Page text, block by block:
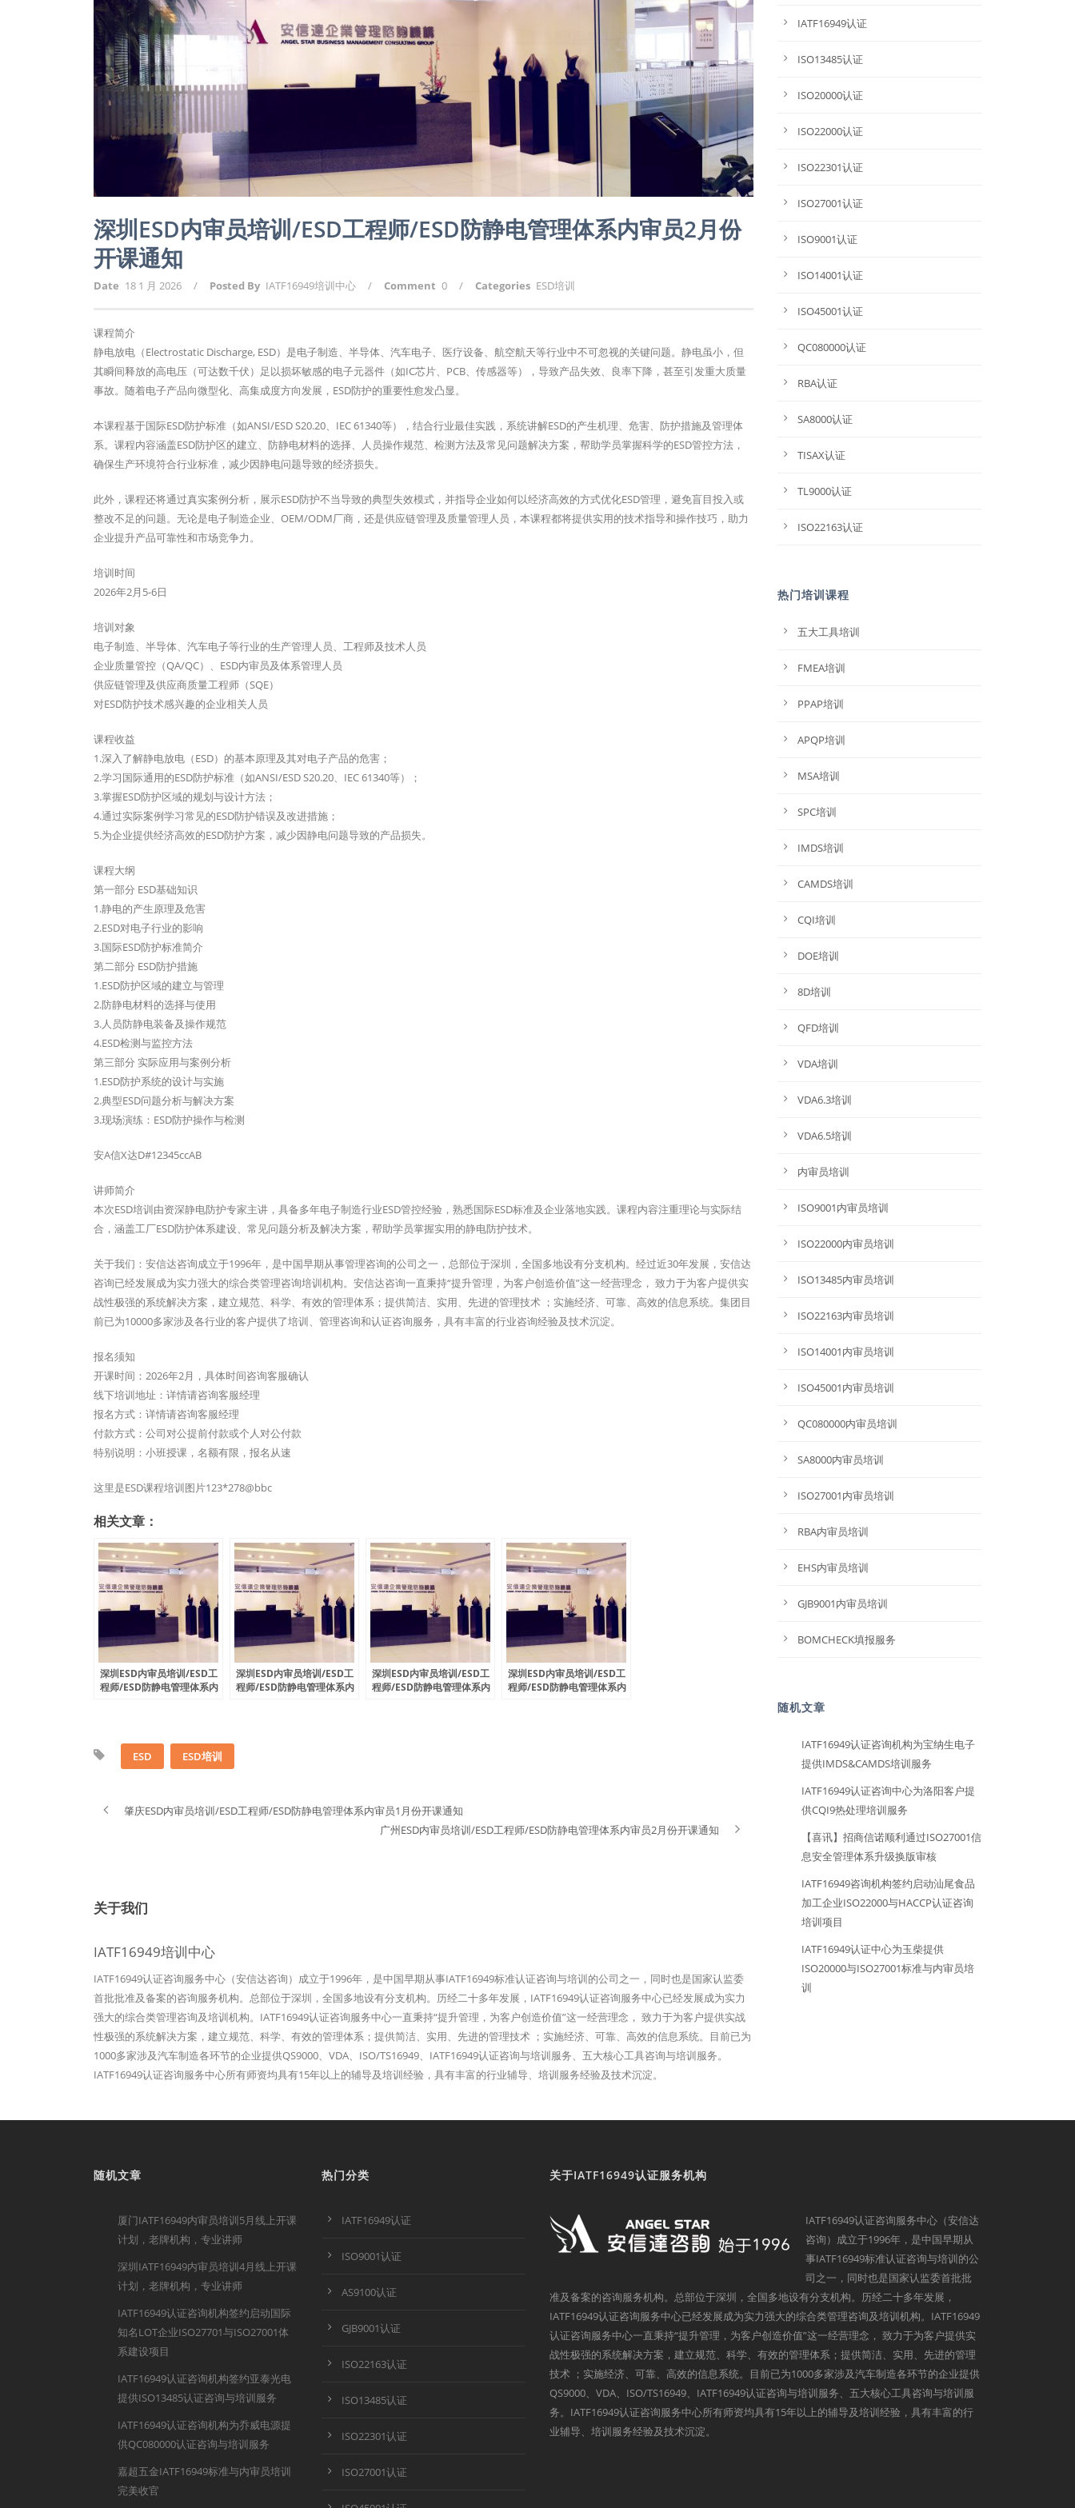
深圳ESD内审员培训/ESD工程师/ESD防静电管理体系内审员2月份
开课通知
Date 18 1 月 2026 / Posted By IATF16949培训中心 / Comment 0 / Categories ESD培训
课程简介
静电放电（Electrostatic Discharge, ESD）是电子制造、半导体、汽车电子、医疗设备、航空航天等行业中不可忽视的关键问题。静电虽小，但
其瞬间释放的高电压（可达数千伏）足以损坏敏感的电子元器件（如IC芯片、PCB、传感器等），导致产品失效、良率下降，甚至引发重大质量
事故。随着电子产品向微型化、高集成度方向发展，ESD防护的重要性愈发凸显。
本课程基于国际ESD防护标准（如ANSI/ESD S20.20、IEC 61340等），结合行业最佳实践，系统讲解ESD的产生机理、危害、防护措施及管理体
系。课程内容涵盖ESD防护区的建立、防静电材料的选择、人员操作规范、检测方法及常见问题解决方案，帮助学员掌握科学的ESD管控方法，
确保生产环境符合行业标准，减少因静电问题导致的经济损失。
此外，课程还将通过真实案例分析，展示ESD防护不当导致的典型失效模式，并指导企业如何以经济高效的方式优化ESD管理，避免盲目投入或
整改不足的问题。无论是电子制造企业、OEM/ODM厂商，还是供应链管理及质量管理人员，本课程都将提供实用的技术指导和操作技巧，助力
企业提升产品可靠性和市场竞争力。
培训时间
2026年2月5-6日
培训对象
电子制造、半导体、汽车电子等行业的生产管理人员、工程师及技术人员
企业质量管控（QA/QC）、ESD内审员及体系管理人员
供应链管理及供应商质量工程师（SQE）
对ESD防护技术感兴趣的企业相关人员
课程收益
1.深入了解静电放电（ESD）的基本原理及其对电子产品的危害；
2.学习国际通用的ESD防护标准（如ANSI/ESD S20.20、IEC 61340等）；
3.掌握ESD防护区域的规划与设计方法；
4.通过实际案例学习常见的ESD防护错误及改进措施；
5.为企业提供经济高效的ESD防护方案，减少因静电问题导致的产品损失。
课程大纲
第一部分 ESD基础知识
1.静电的产生原理及危害
2.ESD对电子行业的影响
3.国际ESD防护标准简介
第二部分 ESD防护措施
1.ESD防护区域的建立与管理
2.防静电材料的选择与使用
3.人员防静电装备及操作规范
4.ESD检测与监控方法
第三部分 实际应用与案例分析
1.ESD防护系统的设计与实施
2.典型ESD问题分析与解决方案
3.现场演练：ESD防护操作与检测
安A信X达D#12345ccAB
讲师简介
本次ESD培训由资深静电防护专家主讲，具备多年电子制造行业ESD管控经验，熟悉国际ESD标准及企业落地实践。课程内容注重理论与实际结
合，涵盖工厂ESD防护体系建设、常见问题分析及解决方案，帮助学员掌握实用的静电防护技术。
关于我们：安信达咨询成立于1996年，是中国早期从事管理咨询的公司之一，总部位于深圳，全国多地设有分支机构。经过近30年发展，安信达
咨询已经发展成为实力强大的综合类管理咨询培训机构。安信达咨询一直秉持“提升管理，为客户创造价值”这一经营理念， 致力于为客户提供实
战性极强的系统解决方案，建立规范、科学、有效的管理体系；提供简洁、实用、先进的管理技术 ；实施经济、可靠、高效的信息系统。集团目
前已为10000多家涉及各行业的客户提供了培训、管理咨询和认证咨询服务，具有丰富的行业咨询经验及技术沉淀。
报名须知
开课时间：2026年2月，具体时间咨询客服确认
线下培训地址：详情请咨询客服经理
报名方式：详情请咨询客服经理
付款方式：公司对公提前付款或个人对公付款
特别说明：小班授课，名额有限，报名从速
这里是ESD课程培训图片123*278@bbc
相关文章：
深圳ESD内审员培训/ESD工
程师/ESD防静电管理体系内
深圳ESD内审员培训/ESD工
程师/ESD防静电管理体系内
深圳ESD内审员培训/ESD工
程师/ESD防静电管理体系内
深圳ESD内审员培训/ESD工
程师/ESD防静电管理体系内
ESD ESD培训
肇庆ESD内审员培训/ESD工程师/ESD防静电管理体系内审员1月份开课通知
广州ESD内审员培训/ESD工程师/ESD防静电管理体系内审员2月份开课通知
关于我们
IATF16949培训中心
IATF16949认证咨询服务中心（安信达咨询）成立于1996年，是中国早期从事IATF16949标准认证咨询与培训的公司之一，同时也是国家认监委
首批批准及备案的咨询服务机构。总部位于深圳，全国多地设有分支机构。历经二十多年发展，IATF16949认证咨询服务中心已经发展成为实力
强大的综合类管理咨询及培训机构。IATF16949认证咨询服务中心一直秉持“提升管理，为客户创造价值”这一经营理念， 致力于为客户提供实战
性极强的系统解决方案，建立规范、科学、有效的管理体系；提供简洁、实用、先进的管理技术 ；实施经济、可靠、高效的信息系统。目前已为
1000多家涉及汽车制造各环节的企业提供QS9000、VDA、ISO/TS16949、IATF16949认证咨询与培训服务、五大核心工具咨询与培训服务。
IATF16949认证咨询服务中心所有师资均具有15年以上的辅导及培训经验，具有丰富的行业辅导、培训服务经验及技术沉淀。
IATF16949认证
ISO13485认证
ISO20000认证
ISO22000认证
ISO22301认证
ISO27001认证
ISO9001认证
ISO14001认证
ISO45001认证
QC080000认证
RBA认证
SA8000认证
TISAX认证
TL9000认证
ISO22163认证
热门培训课程
五大工具培训
FMEA培训
PPAP培训
APQP培训
MSA培训
SPC培训
IMDS培训
CAMDS培训
CQI培训
DOE培训
8D培训
QFD培训
VDA培训
VDA6.3培训
VDA6.5培训
内审员培训
ISO9001内审员培训
ISO22000内审员培训
ISO13485内审员培训
ISO22163内审员培训
ISO14001内审员培训
ISO45001内审员培训
QC080000内审员培训
SA8000内审员培训
ISO27001内审员培训
RBA内审员培训
EHS内审员培训
GJB9001内审员培训
BOMCHECK填报服务
随机文章
IATF16949认证咨询机构为宝纳生电子
提供IMDS&CAMDS培训服务
IATF16949认证咨询中心为洛阳客户提
供CQI9热处理培训服务
【喜讯】招商信诺顺利通过ISO27001信
息安全管理体系升级换版审核
IATF16949咨询机构签约启动汕尾食品
加工企业ISO22000与HACCP认证咨询
培训项目
IATF16949认证中心为玉柴提供
ISO20000与ISO27001标准与内审员培
训
随机文章
厦门IATF16949内审员培训5月线上开课
计划，老牌机构，专业讲师
深圳IATF16949内审员培训4月线上开课
计划，老牌机构，专业讲师
IATF16949认证咨询机构签约启动国际
知名LOT企业ISO27701与ISO27001体
系建设项目
IATF16949认证咨询机构签约亚泰光电
提供ISO13485认证咨询与培训服务
IATF16949认证咨询机构为乔威电源提
供QC080000认证咨询与培训服务
嘉超五金IATF16949标准与内审员培训
完美收官
热门分类
IATF16949认证
ISO9001认证
AS9100认证
GJB9001认证
ISO22163认证
ISO13485认证
ISO22301认证
ISO27001认证
关于IATF16949认证服务机构
IATF16949认证咨询服务中心（安信达
咨询）成立于1996年，是中国早期从
事IATF16949标准认证咨询与培训的公
司之一，同时也是国家认监委首批批
准及备案的咨询服务机构。总部位于深圳，全国多地设有分支机构。历经二十多年发展，
IATF16949认证咨询服务中心已经发展成为实力强大的综合类管理咨询及培训机构。IATF16949
认证咨询服务中心一直秉持“提升管理，为客户创造价值”这一经营理念， 致力于为客户提供实
战性极强的系统解决方案，建立规范、科学、有效的管理体系；提供简洁、实用、先进的管理
技术 ；实施经济、可靠、高效的信息系统。目前已为1000多家涉及汽车制造各环节的企业提供
QS9000、VDA、ISO/TS16949、IATF16949认证咨询与培训服务、五大核心工具咨询与培训服
务。IATF16949认证咨询服务中心所有师资均具有15年以上的辅导及培训经验，具有丰富的行
业辅导、培训服务经验及技术沉淀。